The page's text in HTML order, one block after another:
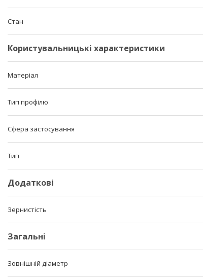
Стан
Користувальницькі характеристики
Матеріал
Тип профілю
Сфера застосування
Тип
Додаткові
Зернистість
Загальні
Зовнішній діаметр